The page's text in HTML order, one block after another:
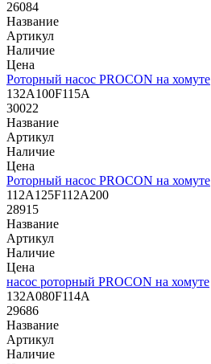
26084
Название
Артикул
Наличие
Цена
Роторный насос PROCON на хомуте
132A100F115A
30022
Название
Артикул
Наличие
Цена
Роторный насос PROCON на хомуте
112A125F112A200
28915
Название
Артикул
Наличие
Цена
насос роторный PROCON на хомуте
132A080F114A
29686
Название
Артикул
Наличие